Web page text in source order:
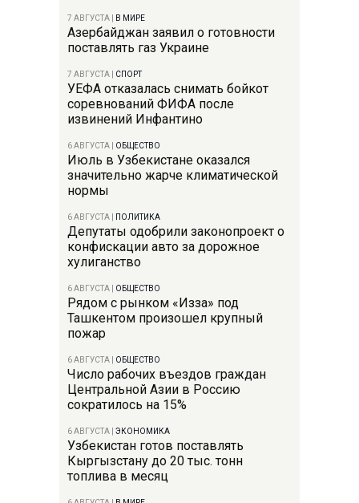
7 АВГУСТА В МИРЕ
Азербайджан заявил о готовности
поставлять газ Украине
7 АВГУСТА СПОРТ
УЕФА отказалась снимать бойкот
соревнований ФИФА после
извинений Инфантино
6 АВГУСТА ОБЩЕСТВО
Июль в Узбекистане оказался
значительно жарче климатической
нормы
6 АВГУСТА ПОЛИТИКА
Депутаты одобрили законопроект о
конфискации авто за дорожное
хулиганство
6 АВГУСТА ОБЩЕСТВО
Рядом с рынком «Изза» под
Ташкентом произошел крупный
пожар
6 АВГУСТА ОБЩЕСТВО
Число рабочих въездов граждан
Центральной Азии в Россию
сократилось на 15%
6 АВГУСТА ЭКОНОМИКА
Узбекистан готов поставлять
Кыргызстану до 20 тыс. тонн
топлива в месяц